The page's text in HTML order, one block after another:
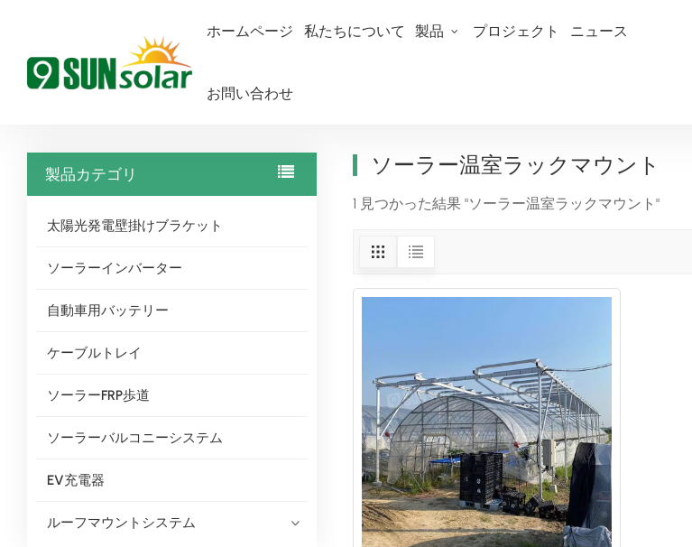
ホームページ 私たちについて 製品 プロジェクト ニュース
お問い合わせ
ソーラー温室ラックマウント
製品カテゴリ
太陽光発電壁掛けブラケット
ソーラーインバーター
自動車用バッテリー
ケーブルトレイ
ソーラーFRP歩道
ソーラーバルコニーシステム
EV充電器
ルーフマウントシステム
ソーラー温室ラックマウント
1 見つかった結果 "ソーラー温室ラックマウント"